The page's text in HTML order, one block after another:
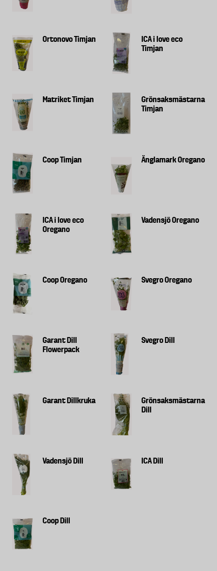
Ortonovo Timjan
ICA i love eco
Timjan
Matriket Timjan
Grönsaksmästarna
Timjan
Coop Timjan Änglamark Oregano
ICA i love eco
Oregano
Vadensjö Oregano
Coop Oregano Svegro Oregano
Garant Dill
Flowerpack
Svegro Dill
Garant Dillkruka
Grönsaksmästarna
Dill
Vadensjö Dill ICA Dill
Coop Dill